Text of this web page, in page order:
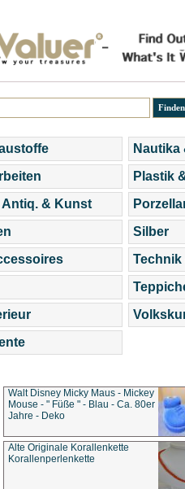
Antiq. & Kunst
Nautika
Plastik
Silber
Walt Disney Micky Maus - Mickey
Mouse - " Füße " - Blau - Ca. 80er
Jahre - Deko
Alte Originale Korallenkette
Korallenperlenkette